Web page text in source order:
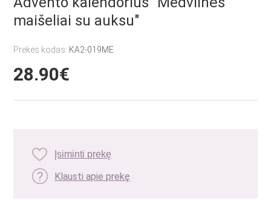
maišeliai su auksu"
Prekės kodas: KA2-019ME
28.90€
Įsiminti prekę
Klausti apie prekę